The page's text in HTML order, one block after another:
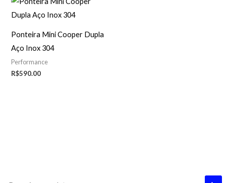
Ponteira Mini Cooper Dupla
Aço Inox 304
Performance
R$590.00